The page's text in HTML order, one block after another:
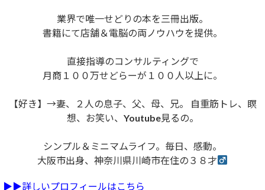
業界で唯一せどりの本を三冊出版。
書籍にて店舗＆電脳の両ノウハウを提供。
直接指導のコンサルティングで
月商１００万せどらーが１００人以上に。
【好き】→妻、２人の息子、父、母、兄。 自重筋トレ、瞑
想、お笑い、Youtube見るの。
シンプル＆ミニマムライフ。毎日、感動。
大阪市出身、神奈川県川崎市在住の３８才
▶︎▶︎詳しいプロフィールはこちら